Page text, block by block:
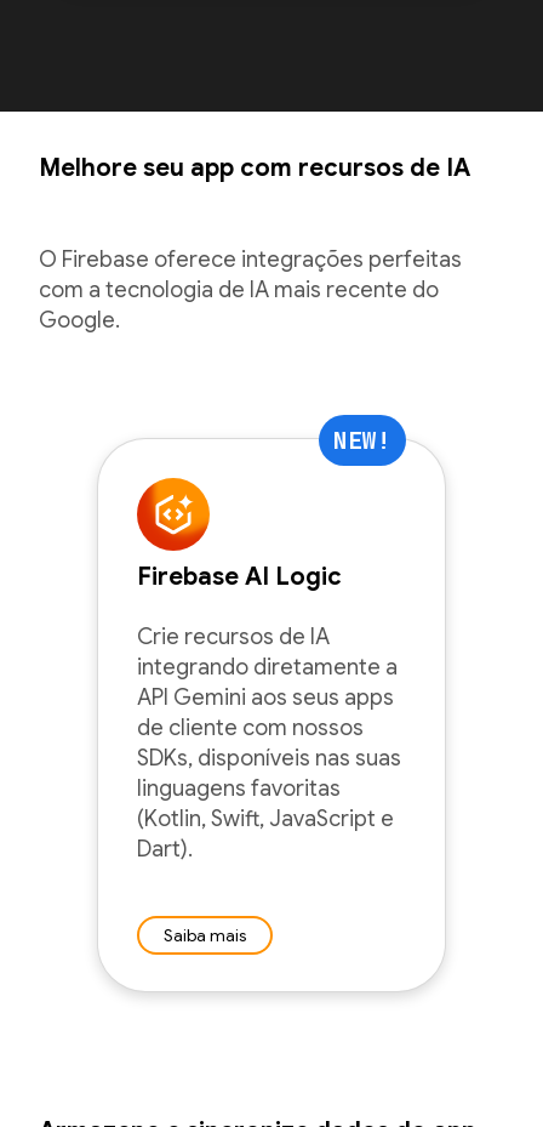
Melhore seu app com recursos de IA
O Firebase oferece integrações perfeitas
com a tecnologia de IA mais recente do
Google.
NEW!
Firebase AI Logic
Crie recursos de IA
integrando diretamente a
API Gemini aos seus apps
de cliente com nossos
SDKs, disponíveis nas suas
linguagens favoritas
(Kotlin, Swift, JavaScript e
Dart).
Saiba mais